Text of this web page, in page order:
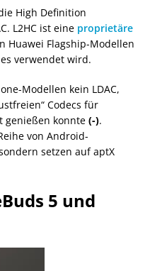
High Definition
L2HC ist eine proprietäre
Huawei Flagship-Modellen
verwendet wird.
Modellen kein LDAC,
Codecs für
genießen konnte (-).
von Android-
setzen auf aptX
5 und